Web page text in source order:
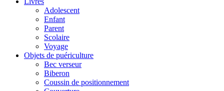
Adolescent
Enfant
Parent
Scolaire
Voyage
Objets de puériculture
Bec verseur
Biberon
Coussin de positionnement